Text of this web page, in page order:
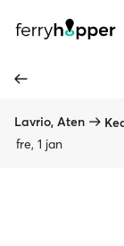
Lavrio, Aten
fre, 1 jan